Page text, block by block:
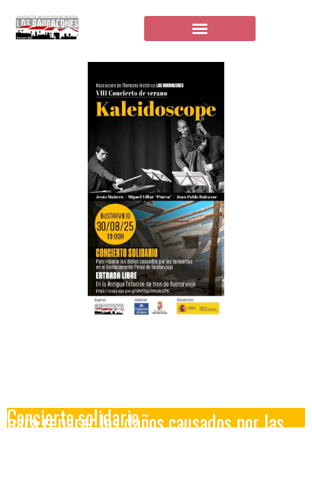
Concierto solidario
para reparar los daños causados por las